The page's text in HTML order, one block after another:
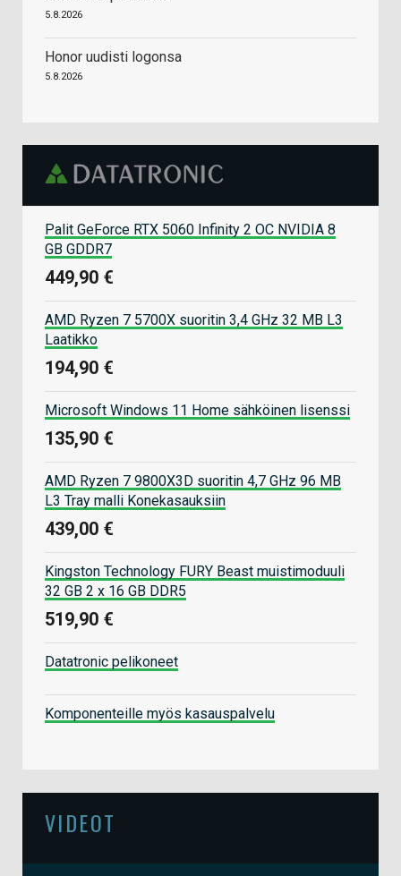
5.8.2026
Honor uudisti logonsa
5.8.2026
Palit GeForce RTX 5060 Infinity 2 OC NVIDIA 8
GB GDDR7
449,90 €
AMD Ryzen 7 5700X suoritin 3,4 GHz 32 MB L3
Laatikko
194,90 €
Microsoft Windows 11 Home sähköinen lisenssi
135,90 €
AMD Ryzen 7 9800X3D suoritin 4,7 GHz 96 MB
L3 Tray malli Konekasauksiin
439,00 €
Kingston Technology FURY Beast muistimoduuli
32 GB 2 x 16 GB DDR5
519,90 €
Datatronic pelikoneet
Komponenteille myös kasauspalvelu
VIDEOT